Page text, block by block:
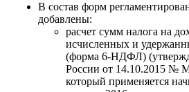
В состав форм
добавлены:
расчет сумм налога на
исчисленных и
(форма 6-НДФЛ)
России от 14.10.2015 №
который применяется